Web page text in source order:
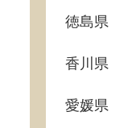
徳島県
香川県
愛媛県